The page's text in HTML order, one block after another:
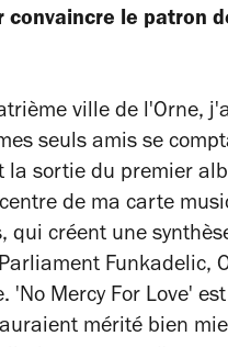
convaincre le patron
ville de l'Orne,
seuls amis se
la sortie du premier
de ma carte
qui créent une
Funkadelic,
'No Mercy For Love'
mérité bien